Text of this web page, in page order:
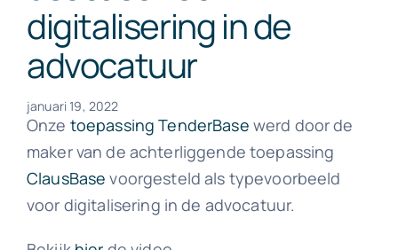
Blog
Contacteer ons
digitalisering in de
advocatuur
januari 19, 2022
Onze toepassing TenderBase werd door de
maker van de achterliggende toepassing
ClausBase voorgesteld als typevoorbeeld
voor digitalisering in de advocatuur.